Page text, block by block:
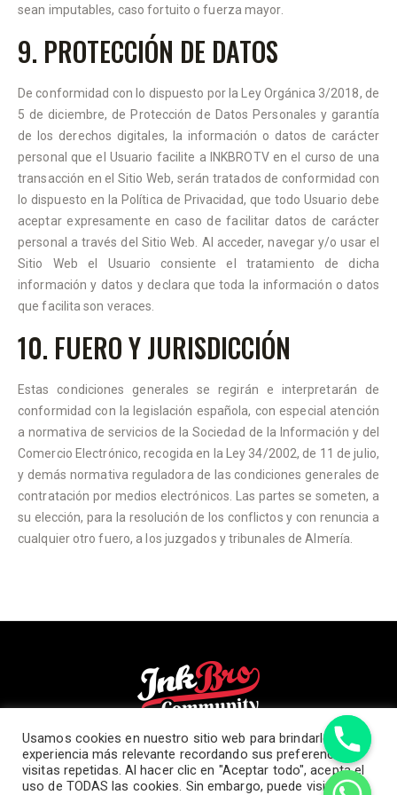
sean imputables, caso fortuito o fuerza mayor.
9. PROTECCIÓN DE DATOS
De conformidad con lo dispuesto por la Ley Orgánica 3/2018, de
5 de diciembre, de Protección de Datos Personales y garantía
de los derechos digitales, la información o datos de carácter
personal que el Usuario facilite a INKBROTV en el curso de una
transacción en el Sitio Web, serán tratados de conformidad con
lo dispuesto en la Política de Privacidad, que todo Usuario debe
aceptar expresamente en caso de facilitar datos de carácter
personal a través del Sitio Web. Al acceder, navegar y/o usar el
Sitio Web el Usuario consiente el tratamiento de dicha
información y datos y declara que toda la información o datos
que facilita son veraces.
10. FUERO Y JURISDICCIÓN
Estas condiciones generales se regirán e interpretarán de
conformidad con la legislación española, con especial atención
a normativa de servicios de la Sociedad de la Información y del
Comercio Electrónico, recogida en la Ley 34/2002, de 11 de julio,
y demás normativa reguladora de las condiciones generales de
contratación por medios electrónicos. Las partes se someten, a
su elección, para la resolución de los conflictos y con renuncia a
cualquier otro fuero, a los juzgados y tribunales de Almería.
POLÍTICA DE COOKIES
AVISO LEGAL
Usamos cookies en nuestro sitio web para brindarle la
experiencia más relevante recordando sus preferencias y
visitas repetidas. Al hacer clic en "Aceptar todo", acepta el
uso de TODAS las cookies. Sin embargo, puede visitar